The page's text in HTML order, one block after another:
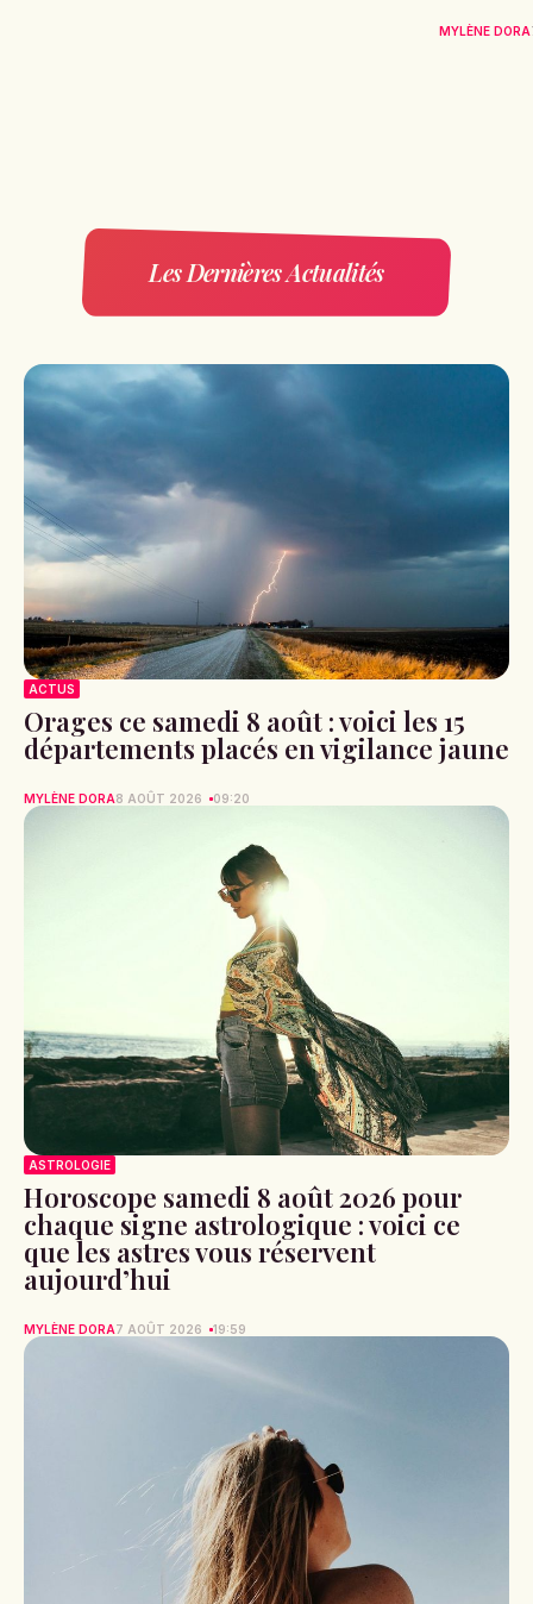
MYLÈNE DORA
Les Dernières Actualités
ACTUS
Orages ce samedi 8 août : voici les 15
départements placés en vigilance jaune
MYLÈNE DORA8 AOÛT 2026 09:20
ASTROLOGIE
Horoscope samedi 8 août 2026 pour
chaque signe astrologique : voici ce
que les astres vous réservent
aujourd’hui
MYLÈNE DORA7 AOÛT 2026 19:59